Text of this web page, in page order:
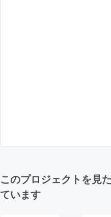
このプロジェクトを見
ています